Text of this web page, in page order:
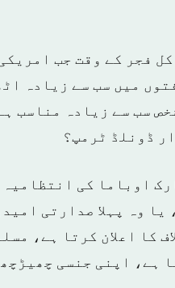
فجر کے وقت جب
میں سب سے زیادہ
سب سے زیادہ مناسب
ڈونلڈ ٹرمپ؟
اوباما کی انتظامیہ
وہ پہلا صدارتی
کا اعلان کرتا ہے،
ہے، اپنی جنسی